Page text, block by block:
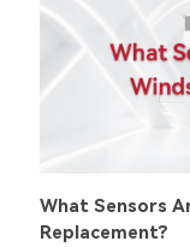
What Sensors
Replacement?